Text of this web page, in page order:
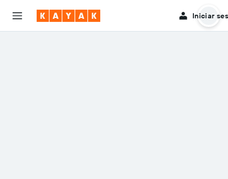
Iniciar